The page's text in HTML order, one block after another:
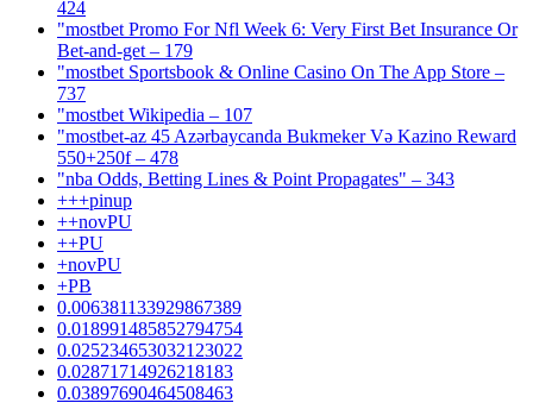
424
"mostbet Promo For Nfl Week 6: Very First Bet Insurance Or
Bet-and-get – 179
"‎mostbet Sportsbook & Online Casino On The App Store –
737
"mostbet Wikipedia – 107
"mostbet-az 45 Azərbaycanda Bukmeker Və Kazino Reward
550+250f – 478
"nba Odds, Betting Lines & Point Propagates" – 343
+++pinup
++novPU
++PU
+novPU
+PB
0.006381133929867389
0.018991485852794754
0.025234653032123022
0.02871714926218183
0.03897690464508463